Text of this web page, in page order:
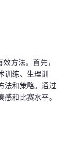
方法。首先，
训练、生理训
法和策略。通过
和比赛水平。